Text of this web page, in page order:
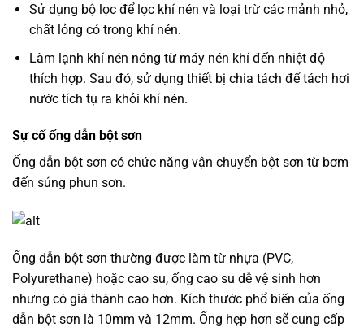
Sử dụng bộ lọc để lọc khí nén và loại trừ các mảnh nhỏ,
chất lỏng có trong khí nén.
Làm lạnh khí nén nóng từ máy nén khí đến nhiệt độ
thích hợp. Sau đó, sử dụng thiết bị chia tách để tách hơi
nước tích tụ ra khỏi khí nén.
Sự cố ống dẫn bột sơn
Ống dẫn bột sơn có chức năng vận chuyển bột sơn từ bơm
đến súng phun sơn.
Ống dẫn bột sơn thường được làm từ nhựa (PVC,
Polyurethane) hoặc cao su, ống cao su dễ vệ sinh hơn
nhưng có giá thành cao hơn. Kích thước phổ biến của ống
dẫn bột sơn là 10mm và 12mm. Ống hẹp hơn sẽ cung cấp